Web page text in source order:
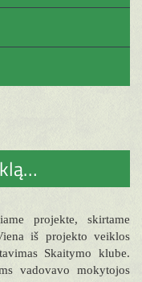
projekte, skirtame
iš projekto veiklos
Skaitymo klube.
vadovavo mokytojos